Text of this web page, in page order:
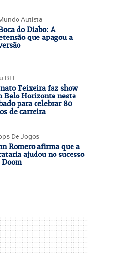
Autista
do Diabo: A
que apagou a
BH
Teixeira faz show
Belo Horizonte neste
para celebrar 80
de carreira
De Jogos
Romero afirma que a
ajudou no sucesso
Doom